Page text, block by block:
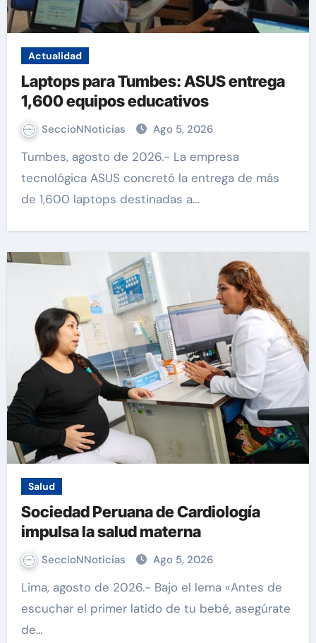
Actualidad
Laptops para Tumbes: ASUS entrega
1,600 equipos educativos
SeccioNNoticias Ago 5, 2026
Tumbes, agosto de 2026.- La empresa
tecnológica ASUS concretó la entrega de más
de 1,600 laptops destinadas a…
Salud
Sociedad Peruana de Cardiología
impulsa la salud materna
SeccioNNoticias Ago 5, 2026
Lima, agosto de 2026.- Bajo el lema «Antes de
escuchar el primer latido de tu bebé, asegúrate
de…